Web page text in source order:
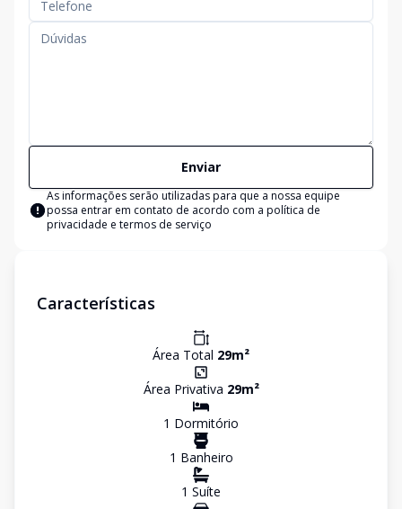
Enviar
As informações serão utilizadas para que a nossa equipe
possa entrar em contato de acordo com a política de
privacidade e termos de serviço
Características
Área Total 29m²
Área Privativa 29m²
1 Dormitório
1 Banheiro
1 Suíte